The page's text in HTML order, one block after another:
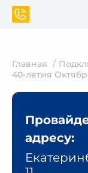
Главная
40-летия
адресу: